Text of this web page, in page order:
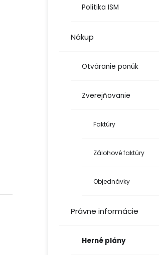
Politika ISM
Nákup
Otváranie ponúk
Zverejňovanie
Faktúry
Zálohové faktúry
Objednávky
Právne informácie
Herné plány